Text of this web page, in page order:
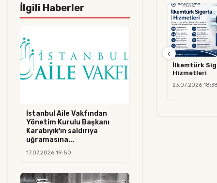
İlgili Haberler
İstanbul Aile Vakfından
Yönetim Kurulu Başkanı
Karabıyık'ın saldırıya
uğramasına...
17.07.2026 19:50
İlkemtürk
Hizmetleri
23.07.2026
‹